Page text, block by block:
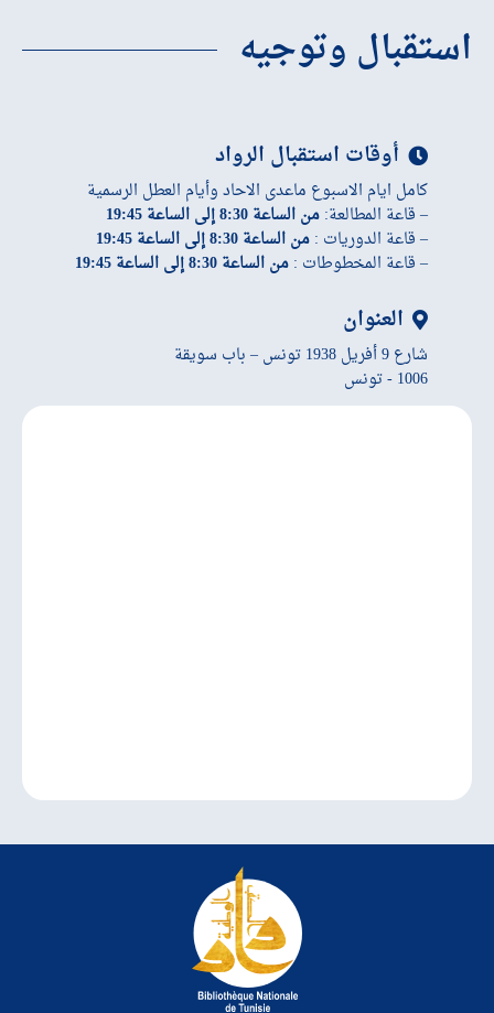
استقبال وتوجيه
أوقات استقبال الرواد
كامل ايام الاسبوع ماعدى الاحاد وأيام العطل الرسمية
– قاعة المطالعة:من الساعة 8:30 إلى الساعة 19:45
– قاعة الدوريات :من الساعة 8:30 إلى الساعة 19:45
– قاعة المخطوطات :من الساعة 8:30 إلى الساعة 19:45
العنوان
شارع 9 أفريل 1938 تونس – باب سويقة
1006 - تونس